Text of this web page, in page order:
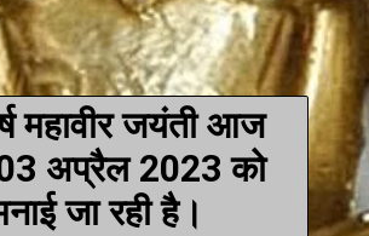
महावीर जयंती आज
03 अप्रैल 2023 को
जा रही है।